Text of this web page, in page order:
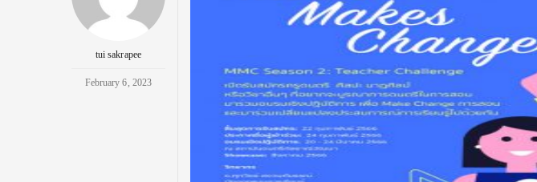
tui sakrapee
February 6, 2023